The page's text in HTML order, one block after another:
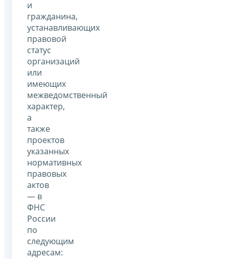
и
гражданина,
устанавливающих
правовой
статус
организаций
или
имеющих
межведомственный
характер,
а
также
проектов
указанных
нормативных
правовых
актов
— в
ФНС
России
по
следующим
адресам: